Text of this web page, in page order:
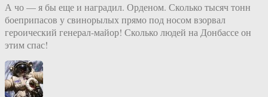
А чо — я бы еще и наградил. Орденом. Сколько тысяч тонн
боеприпасов у свинорылых прямо под носом взорвал
героический генерал-майор! Сколько людей на Донбассе он
этим спас!